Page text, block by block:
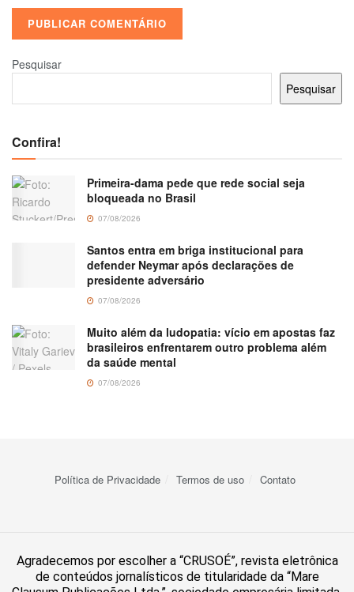
Pesquisar
Pesquisar
Confira!
Primeira-dama pede que rede social seja
bloqueada no Brasil
07/08/2026
Santos entra em briga institucional para
defender Neymar após declarações de
presidente adversário
07/08/2026
Muito além da ludopatia: vício em apostas faz
brasileiros enfrentarem outro problema além
da saúde mental
07/08/2026
Política de Privacidade Termos de uso Contato
Agradecemos por escolher a “CRUSOÉ”, revista eletrônica
de conteúdos jornalísticos de titularidade da “Mare